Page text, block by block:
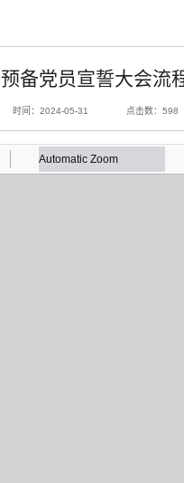
预备党员宣誓大会流
时间：2024-05-31 点击数： 598